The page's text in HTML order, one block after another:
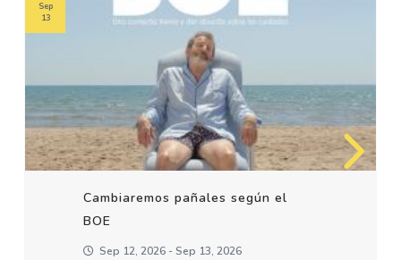
Cambiaremos pañales según el
BOE
Sep 12, 2026 - Sep 13, 2026
Sep
13